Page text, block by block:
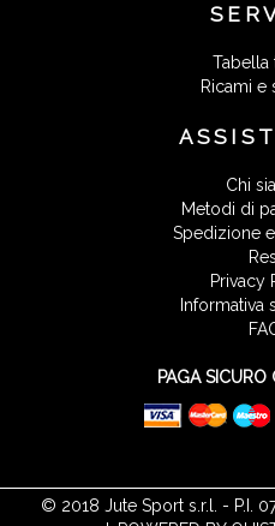
Tabella
Ricami e
Chi
Metodi di
Spedizione
Privacy
Informativa
PAGA SICURO
© 2018 Jute Sport s.r.l. - P.I.